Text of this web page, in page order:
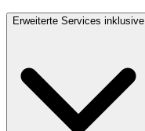
Erweiterte Services inklusive